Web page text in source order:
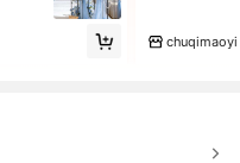
chuqimaoyi